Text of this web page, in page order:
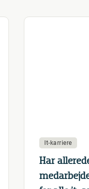
It-karriere
Har